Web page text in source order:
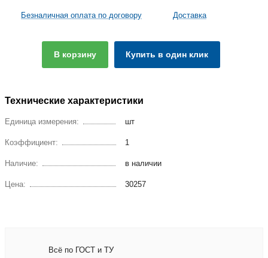
Безналичная оплата по договору Доставка
В корзину Купить в один клик
Технические характеристики
Единица измерения: шт
Коэффициент: 1
Наличие: в наличии
Цена: 30257
Всё по ГОСТ и ТУ